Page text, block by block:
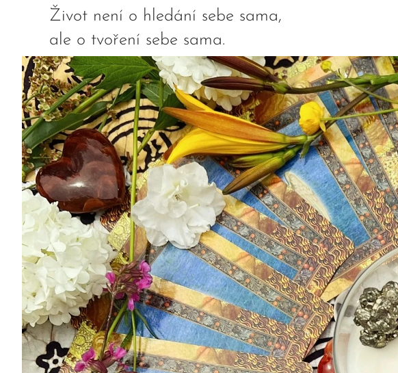
Život není o hledání sebe sama,
ale o tvoření sebe sama.